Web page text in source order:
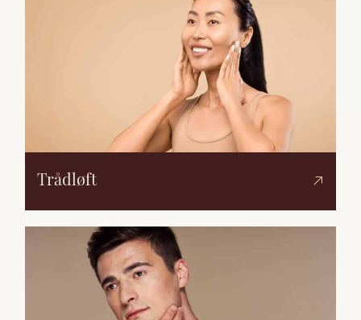
Trådløft